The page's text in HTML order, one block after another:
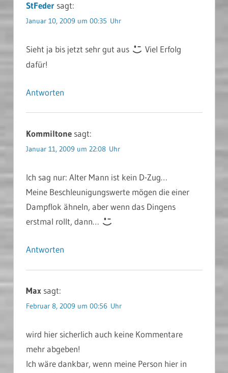
StFeder sagt:
Januar 10, 2009 um 00:35 Uhr
Sieht ja bis jetzt sehr gut aus
Viel Erfolg
dafür!
Antworten
Kommiltone sagt:
Januar 11, 2009 um 22:08 Uhr
Ich sag nur: Alter Mann ist kein D-Zug…
Meine Beschleunigungswerte mögen die einer
Dampflok ähneln, aber wenn das Dingens
erstmal rollt, dann…
Antworten
Max sagt:
Februar 8, 2009 um 00:56 Uhr
wird hier sicherlich auch keine Kommentare
mehr abgeben!
Ich wäre dankbar, wenn meine Person hier in